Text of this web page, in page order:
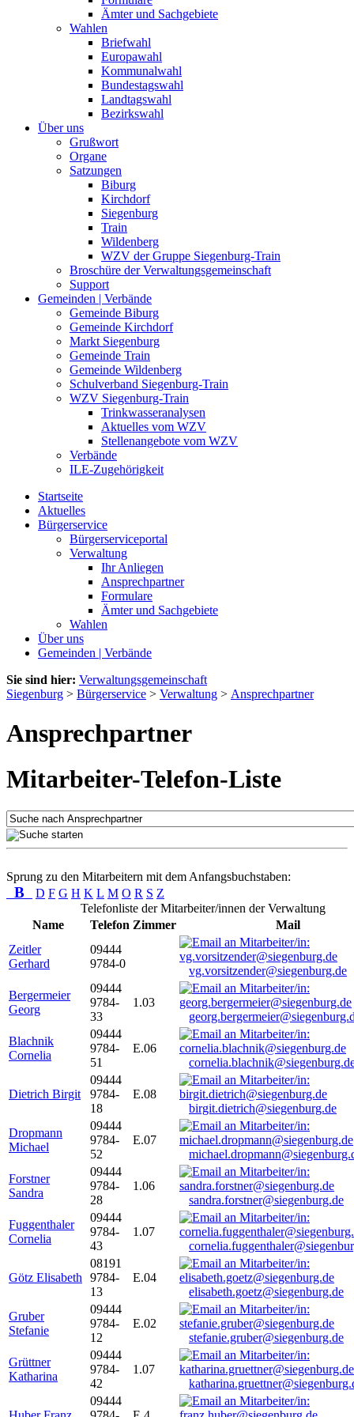
Ämter und Sachgebiete
Wahlen
Briefwahl
Europawahl
Kommunalwahl
Bundestagswahl
Landtagswahl
Bezirkswahl
Über uns
Grußwort
Organe
Satzungen
Biburg
Kirchdorf
Siegenburg
Train
Wildenberg
WZV der Gruppe Siegenburg-Train
Broschüre der Verwaltungsgemeinschaft
Support
Gemeinden | Verbände
Gemeinde Biburg
Gemeinde Kirchdorf
Markt Siegenburg
Gemeinde Train
Gemeinde Wildenberg
Schulverband Siegenburg-Train
WZV Siegenburg-Train
Trinkwasseranalysen
Aktuelles vom WZV
Stellenangebote vom WZV
Verbände
ILE-Zugehörigkeit
Startseite
Aktuelles
Bürgerservice
Bürgerserviceportal
Verwaltung
Ihr Anliegen
Ansprechpartner
Formulare
Ämter und Sachgebiete
Wahlen
Über uns
Gemeinden | Verbände
Sie sind hier: Verwaltungsgemeinschaft
Siegenburg > Bürgerservice > Verwaltung > Ansprechpartner
Ansprechpartner
Mitarbeiter-Telefon-Liste
Sprung zu den Mitarbeitern mit dem Anfangsbuchstaben:
B D F G H K L M O R S Z
Telefonliste der Mitarbeiter/innen der Verwaltung
Name
Telefon Zimmer
Mail
Zeitler
Gerhard
09444
9784-0
vg.vorsitzender@siegenburg.de
Bergermeier
Georg
09444
9784-
33
1.03
Blachnik
Cornelia
09444
9784-
51
E.06
Dietrich Birgit
09444
9784-
18
E.08
birgit.dietrich@siegenburg.de
Dropmann
Michael
09444
9784-
52
E.07
Forstner
Sandra
09444
9784-
28
1.06
sandra.forstner@siegenburg.de
Fuggenthaler
Cornelia
09444
9784-
43
1.07
Götz Elisabeth
08191
9784-
13
E.04
elisabeth.goetz@siegenburg.de
Gruber
Stefanie
09444
9784-
12
E.02
stefanie.gruber@siegenburg.de
Grüttner
Katharina
09444
9784-
42
1.07
09444